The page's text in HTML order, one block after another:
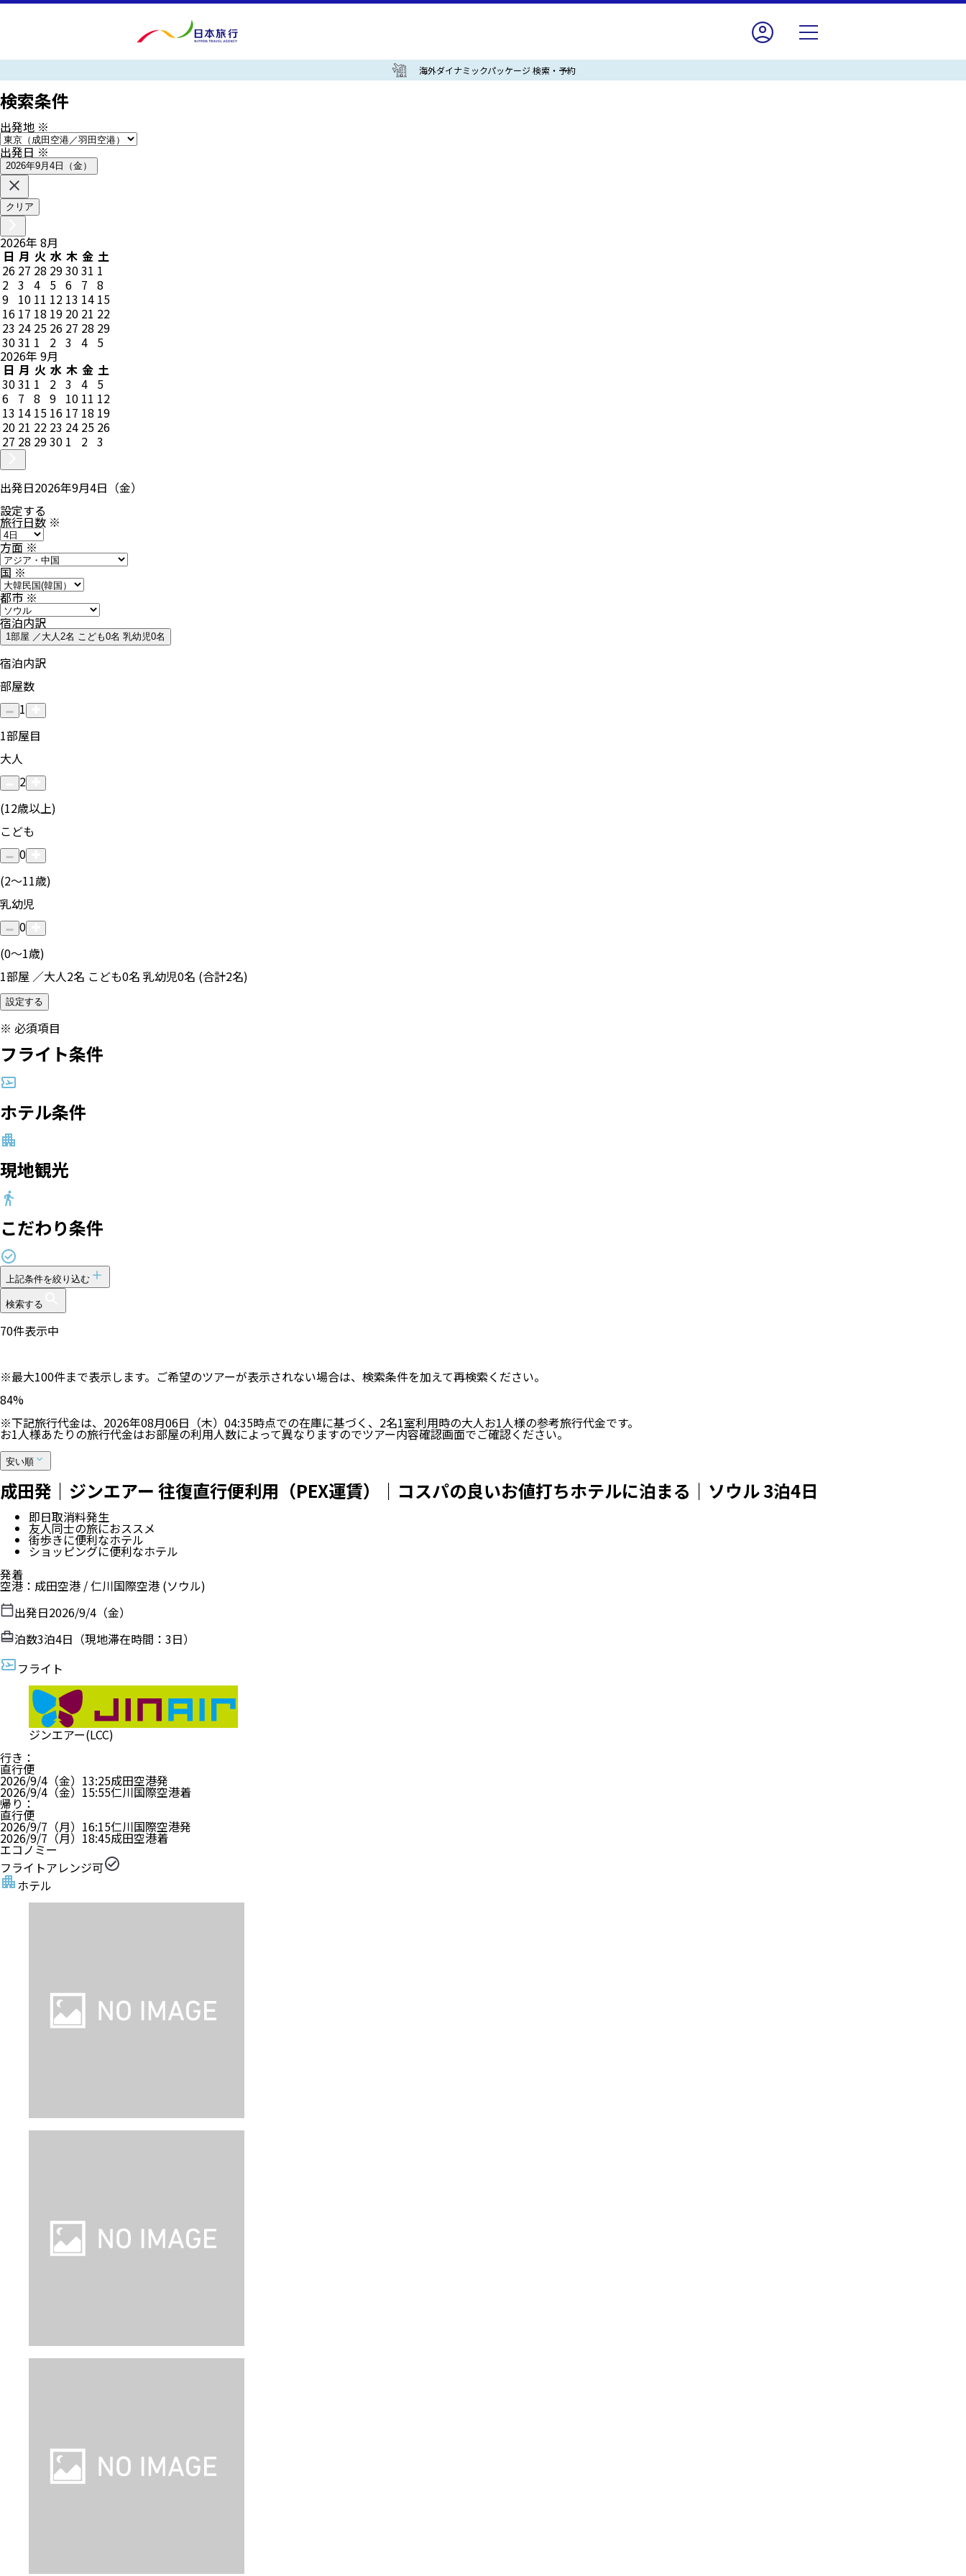
海外ダイナミックパッケージ 検索・予約
検索条件
出発地 ※
出発日※
2026年9月4日（金）
クリア
2026年 8月
日 月 火 水 木 金 土
26 27 28 293031 1
2 3 4 5 6 7 8
9 10 11 12 13 14 15
16 17 18 19 20 21 22
23 24 25 26 27 28 29
3031 1 2 3 4 5
2026年 9月
日 月 火 水 木 金 土
3031 1 2 3 4 5
6 7 8 9 10 11 12
13 14 15 16 17 18 19
20 21 22 23 24 25 26
27 28 2930 1 2 3
出発日2026年9月4日（金）
設定する
旅行日数 ※
方面※
国※
都市※
宿泊内訳
1部屋 ／大人2名 こども0名 乳幼児0名
宿泊内訳
部屋数
1
1部屋目
大人
2
(12歳以上)
こども
0
(2〜11歳)
乳幼児
0
(0〜1歳)
1部屋 ／大人2名 こども0名 乳幼児0名 (合計2名)
設定する
※ 必須項目
フライト条件
ホテル条件
現地観光
こだわり条件
上記条件を絞り込む
検索する
71件表示中
※最大100件まで表示します。ご希望のツアーが表示されない場合は、検索条件を加えて再検索ください。
84%
※下記旅行代金は、 2026年08月06日（木）04:35時点での在庫に基づく、 2名1室利用時の大人お1人様の参考旅行代金です。
お1人様あたりの旅行代金はお部屋の利用人数によって異なりますのでツアー内容確認画面でご確認ください。
安い順
成田発｜ジンエアー 往復直行便利用（PEX運賃）｜コスパの良いお値打ちホテルに泊まる｜ソウル 3泊4日
即日取消料発生
友人同士の旅におススメ
街歩きに便利なホテル
ショッピングに便利なホテル
発着
空港 ： 成田空港 /仁川国際空港 (ソウル)
出発日2026/9/4（金）
泊数3泊4日（現地滞在時間： 3日）
フライト
ジンエアー(LCC)
行き ：
直行便
2026/9/4（金） 13:25成田空港発
2026/9/4（金） 15:55仁川国際空港着
帰り ：
直行便
2026/9/7（月） 16:15仁川国際空港発
2026/9/7（月） 18:45成田空港着
エコノミー
フライトアレンジ可
ホテル